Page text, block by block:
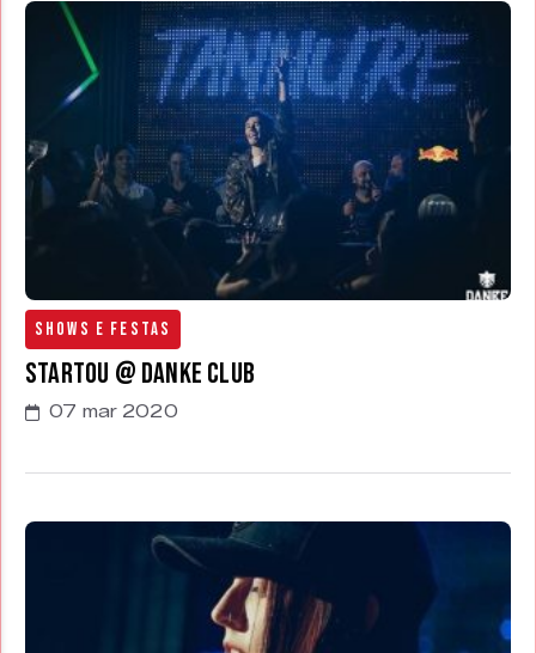
Shows e Festas
Startou @ Danke Club
07 mar 2020